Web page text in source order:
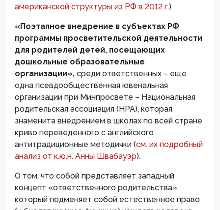
американской структуры из РФ в 2012 г.).
«Поэтапное внедрение в субъектах РФ
программы просветительской деятельности
для родителей детей, посещающих
дошкольные образовательные
организации», среди ответственных – еще
одна псевдообщественная ювенальная
организации при Минпросвете – Национальная
родительская ассоциация (НРА), которая
знаменита внедрением в школах по всей стране
криво переведенного с английского
антитрадиционные методички (см. их подробный
анализ от к.ю.н. Анны Швабауэр).
О том, что собой представляет западный
концепт «ответственного родительства»,
который подменяет собой естественное право